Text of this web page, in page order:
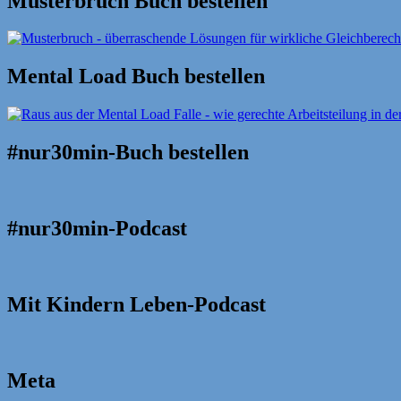
Mental Load Buch bestellen
#nur30min-Buch bestellen
#nur30min-Podcast
Mit Kindern Leben-Podcast
Meta